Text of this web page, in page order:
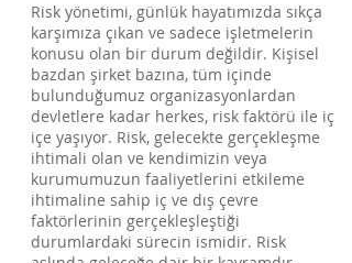
Risk yönetimi, günlük hayatımızda sıkça
karşımıza çıkan ve sadece işletmelerin
konusu olan bir durum değildir. Kişisel
bazdan şirket bazına, tüm içinde
bulunduğumuz organizasyonlardan
devletlere kadar herkes, risk faktörü ile iç
içe yaşıyor. Risk, gelecekte gerçekleşme
ihtimali olan ve kendimizin veya
kurumumuzun faaliyetlerini etkileme
ihtimaline sahip iç ve dış çevre
faktörlerinin gerçekleşleştiği
durumlardaki sürecin ismidir. Risk